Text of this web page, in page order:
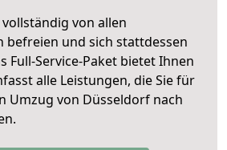
von allen
befreien und sich stattdessen
Full-Service-Paket bietet Ihnen
alle Leistungen, die Sie für
Umzug von Düsseldorf nach